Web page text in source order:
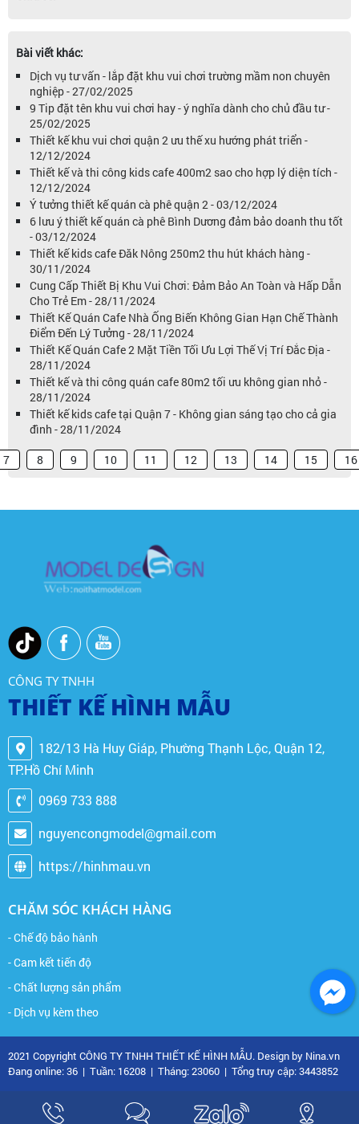
Bài viết khác:
Dịch vụ tư vấn - lắp đặt khu vui chơi trường mầm non chuyên
nghiệp - 27/02/2025
9 Tip đặt tên khu vui chơi hay - ý nghĩa dành cho chủ đầu tư -
25/02/2025
Thiết kế khu vui chơi quận 2 ưu thế xu hướng phát triển -
12/12/2024
Thiết kế và thi công kids cafe 400m2 sao cho hợp lý diện tích -
12/12/2024
Ý tưởng thiết kế quán cà phê quận 2 - 03/12/2024
6 lưu ý thiết kế quán cà phê Bình Dương đảm bảo doanh thu tốt
- 03/12/2024
Thiết kế kids cafe Đăk Nông 250m2 thu hút khách hàng -
30/11/2024
Cung Cấp Thiết Bị Khu Vui Chơi: Đảm Bảo An Toàn và Hấp Dẫn
Cho Trẻ Em - 28/11/2024
Thiết Kế Quán Cafe Nhà Ống Biến Không Gian Hạn Chế Thành
Điểm Đến Lý Tưởng - 28/11/2024
Thiết Kế Quán Cafe 2 Mặt Tiền Tối Ưu Lợi Thế Vị Trí Đắc Địa -
28/11/2024
Thiết kế và thi công quán cafe 80m2 tối ưu không gian nhỏ -
28/11/2024
Thiết kế kids cafe tại Quận 7 - Không gian sáng tạo cho cả gia
đình - 28/11/2024
7 8 9 10 11 12 13 14 15 16
CÔNG TY TNHH
THIẾT KẾ HÌNH MẪU
182/13 Hà Huy Giáp, Phường Thạnh Lộc, Quận 12,
TP.Hồ Chí Minh
0969 733 888
nguyencongmodel@gmail.com
https://hinhmau.vn
CHĂM SÓC KHÁCH HÀNG
- Chế độ bảo hành
- Cam kết tiến độ
- Chất lượng sản phẩm
- Dịch vụ kèm theo
2021 Copyright CÔNG TY TNHH THIẾT KẾ HÌNH MẪU. Design by Nina.vn
Đang online: 36 | Tuần: 16208 | Tháng: 23060 | Tổng truy cập: 3443852